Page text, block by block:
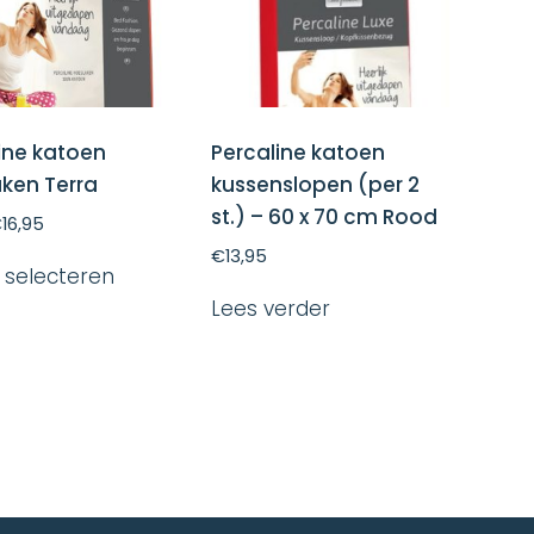
productpagina
katoen
Terra
16,95
product
de
Percaline katoen
kussenslopen (per 2
st.) – 60 x 70 cm Rood
€13,95
Lees verder